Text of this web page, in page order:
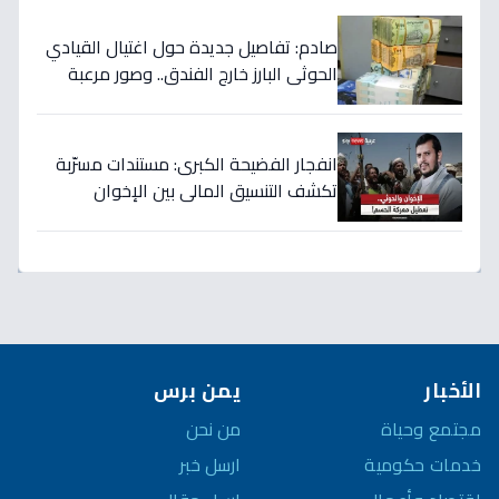
صادم: تفاصيل جديدة حول اغتيال القيادي
الحوثي البارز خارج الفندق.. وصور مرعبة
انفجار الفضيحة الكبرى: مستندات مسرّبة
تكشف التنسيق المالي بين الإخوان
الأخبار
مجتمع وحياة
خدمات حكومية
يمن برس
من نحن
ارسل خبر